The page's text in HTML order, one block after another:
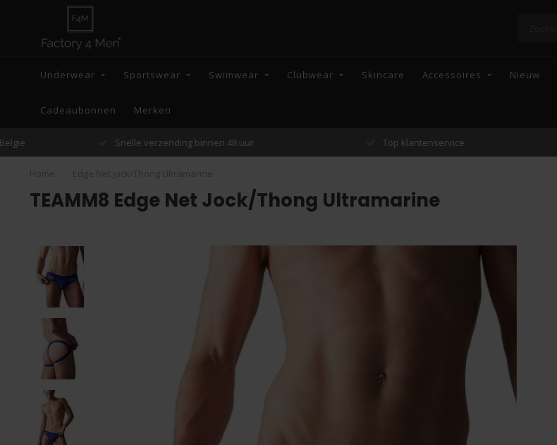
Underwear Sportswear Swimwear Clubwear Skincare Accessoires Nieuw
Cadeaubonnen Merken
Snelle verzending binnen 48 uur Top klantenservice
TEAMM8 Edge Net Jock/Thong Ultramarine